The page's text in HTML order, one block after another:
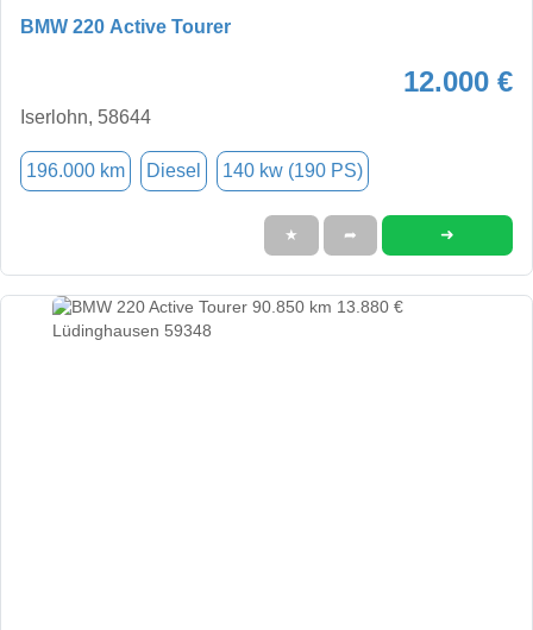
BMW 220 Active Tourer
12.000 €
Iserlohn, 58644
196.000 km Diesel 140 kw (190 PS)
★ ➦ ➜